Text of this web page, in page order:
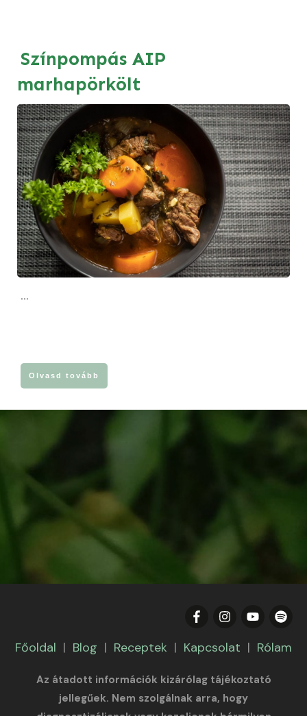
Színpompás AIP
marhapörkölt
...
Olvasd tovább
Főoldal | Blog | Receptek | Kapcsolat | Rólam
Az átadott információk kizárólag tájékoztató
jellegűek. Nem szolgálnak arra, hogy